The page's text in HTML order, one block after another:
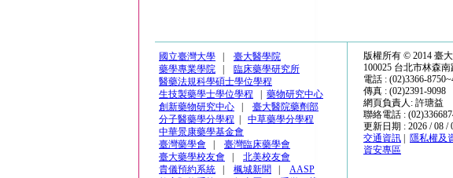
國立臺灣大學
臺大醫學院
藥學專業學院
臨床藥學研究所
醫藥法規科學碩士學位學程
生技製藥學士學位學程
藥物研究中心
創新藥物研究中心
臺大醫院藥劑部
分子醫藥學分學程
中草藥學分學程
中華景康藥學基金會
臺灣藥學會
臺灣臨床藥學會
臺大藥學校友會
北美校友會
貴儀預約系統
楓城新聞
AASP
版權所有 © 2014 臺
100025 台北市林森南
電話 : (02)3366-
傳真 : (02)2391-9098
網頁負責人: 許瑭益
聯絡電話 :
更新日期 : 2026 / 08 /
交通資訊
隱私權及
資安專區